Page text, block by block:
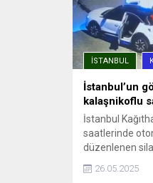
İSTANBUL
İstanbul’un
kalaşnikoflu
İstanbul
saatlerinde
düzenlenen
ateş açılan
yara almadan
26.05.2025